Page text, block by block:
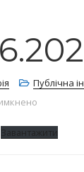
Публічна
Завантажити